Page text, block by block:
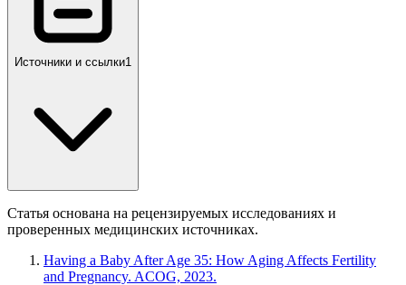
Источники и ссылки1
Статья основана на рецензируемых исследованиях и
проверенных медицинских источниках.
Having a Baby After Age 35: How Aging Affects Fertility
and Pregnancy. ACOG, 2023.